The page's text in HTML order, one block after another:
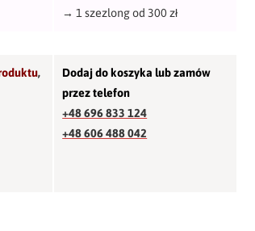
→1 szezlong od 300 zł
,
Dodaj do koszyka lub zamów
przez telefon
+48 696 833 124
+48 606 488 042